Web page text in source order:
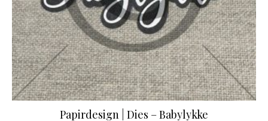
Papirdesign | Dies – Babylykke